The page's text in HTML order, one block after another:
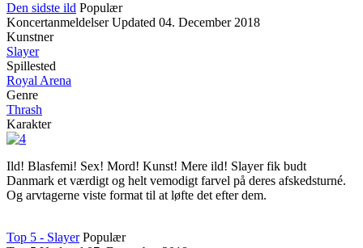
Den sidste ild Populær
Koncertanmeldelser Updated 04. December 2018
Kunstner
Slayer
Spillested
Royal Arena
Genre
Thrash
Karakter
Ild! Blasfemi! Sex! Mord! Kunst! Mere ild! Slayer fik budt
Danmark et værdigt og helt vemodigt farvel på deres afskedsturné.
Og arvtagerne viste format til at løfte det efter dem.
Top 5 - Slayer Populær